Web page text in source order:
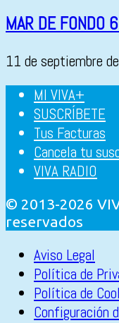
MAR DE FONDO
11 de septiembre
MI VIVA+
SUSCRÍBETE
Tus Facturas
Cancela tu
VIVA RADIO
© 2013-2026
reservados
Aviso Legal
Política de
Política de
Configuración